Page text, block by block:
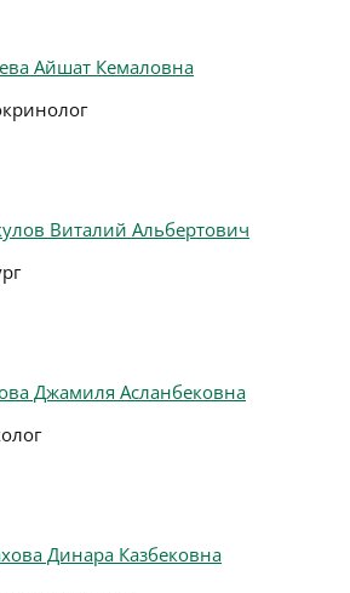
Айшат Кемаловна
Виталий Альбертович
Джамиля Асланбековна
Динара Казбековна